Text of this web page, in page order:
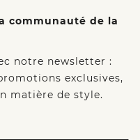
communauté de la
notre newsletter :
exclusives,
matière de style.